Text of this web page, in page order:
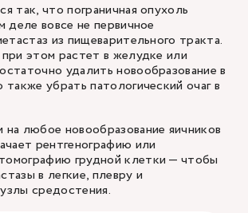
так, что пограничная опухоль
деле вовсе не первичное
из пищеварительного тракта.
этом растет в желудке или
удалить новообразование в
убрать патологический очаг в
любое новообразование яичников
рентгенографию или
грудной клетки — чтобы
в легкие, плевру и
средостения.